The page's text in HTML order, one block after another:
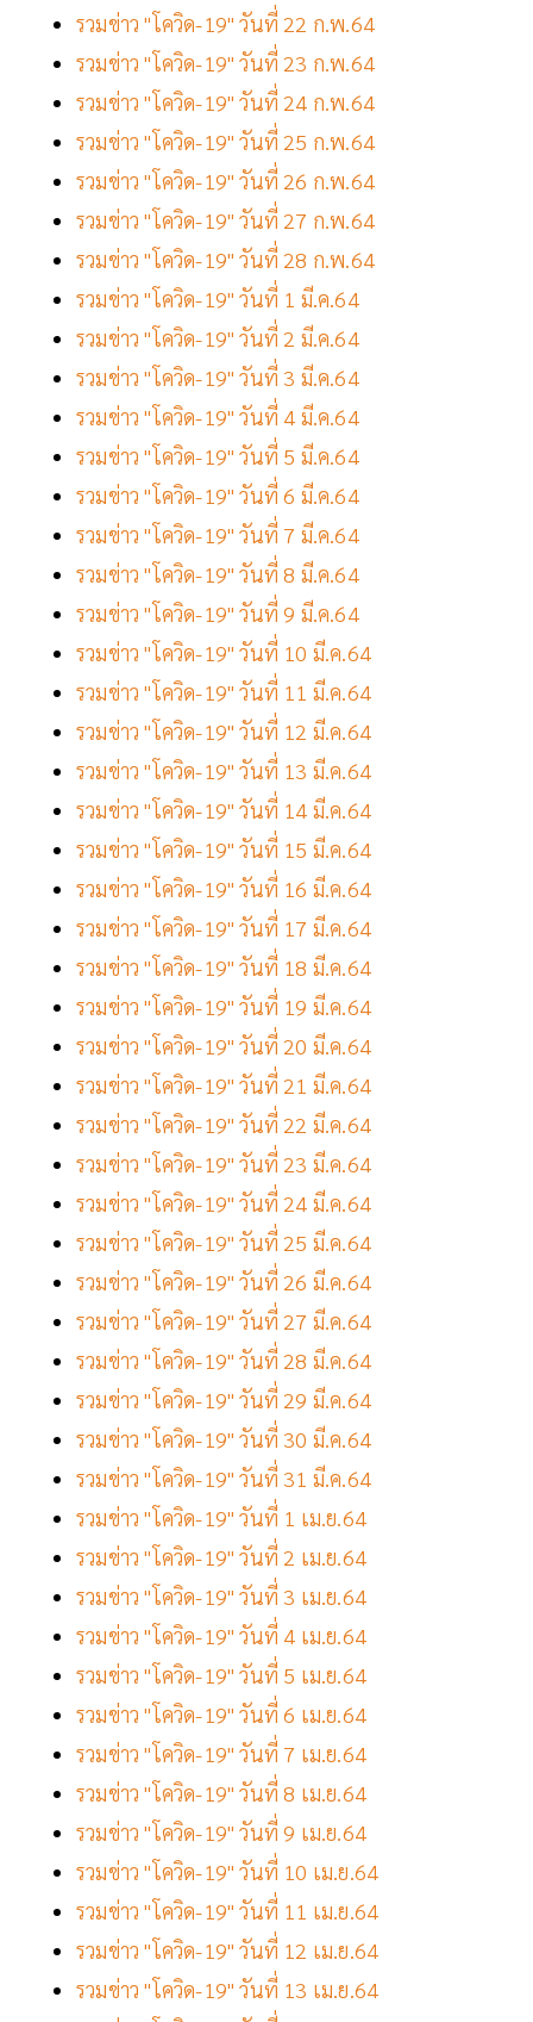
รวมข่าว "โควิด-19" วันที่ 22 ก.พ.64
รวมข่าว "โควิด-19" วันที่ 23 ก.พ.64
รวมข่าว "โควิด-19" วันที่ 24 ก.พ.64
รวมข่าว "โควิด-19" วันที่ 25 ก.พ.64
รวมข่าว "โควิด-19" วันที่ 26 ก.พ.64
รวมข่าว "โควิด-19" วันที่ 27 ก.พ.64
รวมข่าว "โควิด-19" วันที่ 28 ก.พ.64
รวมข่าว "โควิด-19" วันที่ 1 มี.ค.64
รวมข่าว "โควิด-19" วันที่ 2 มี.ค.64
รวมข่าว "โควิด-19" วันที่ 3 มี.ค.64
รวมข่าว "โควิด-19" วันที่ 4 มี.ค.64
รวมข่าว "โควิด-19" วันที่ 5 มี.ค.64
รวมข่าว "โควิด-19" วันที่ 6 มี.ค.64
รวมข่าว "โควิด-19" วันที่ 7 มี.ค.64
รวมข่าว "โควิด-19" วันที่ 8 มี.ค.64
รวมข่าว "โควิด-19" วันที่ 9 มี.ค.64
รวมข่าว "โควิด-19" วันที่ 10 มี.ค.64
รวมข่าว "โควิด-19" วันที่ 11 มี.ค.64
รวมข่าว "โควิด-19" วันที่ 12 มี.ค.64
รวมข่าว "โควิด-19" วันที่ 13 มี.ค.64
รวมข่าว "โควิด-19" วันที่ 14 มี.ค.64
รวมข่าว "โควิด-19" วันที่ 15 มี.ค.64
รวมข่าว "โควิด-19" วันที่ 16 มี.ค.64
รวมข่าว "โควิด-19" วันที่ 17 มี.ค.64
รวมข่าว "โควิด-19" วันที่ 18 มี.ค.64
รวมข่าว "โควิด-19" วันที่ 19 มี.ค.64
รวมข่าว "โควิด-19" วันที่ 20 มี.ค.64
รวมข่าว "โควิด-19" วันที่ 21 มี.ค.64
รวมข่าว "โควิด-19" วันที่ 22 มี.ค.64
รวมข่าว "โควิด-19" วันที่ 23 มี.ค.64
รวมข่าว "โควิด-19" วันที่ 24 มี.ค.64
รวมข่าว "โควิด-19" วันที่ 25 มี.ค.64
รวมข่าว "โควิด-19" วันที่ 26 มี.ค.64
รวมข่าว "โควิด-19" วันที่ 27 มี.ค.64
รวมข่าว "โควิด-19" วันที่ 28 มี.ค.64
รวมข่าว "โควิด-19" วันที่ 29 มี.ค.64
รวมข่าว "โควิด-19" วันที่ 30 มี.ค.64
รวมข่าว "โควิด-19" วันที่ 31 มี.ค.64
รวมข่าว "โควิด-19" วันที่ 1 เม.ย.64
รวมข่าว "โควิด-19" วันที่ 2 เม.ย.64
รวมข่าว "โควิด-19" วันที่ 3 เม.ย.64
รวมข่าว "โควิด-19" วันที่ 4 เม.ย.64
รวมข่าว "โควิด-19" วันที่ 5 เม.ย.64
รวมข่าว "โควิด-19" วันที่ 6 เม.ย.64
รวมข่าว "โควิด-19" วันที่ 7 เม.ย.64
รวมข่าว "โควิด-19" วันที่ 8 เม.ย.64
รวมข่าว "โควิด-19" วันที่ 9 เม.ย.64
รวมข่าว "โควิด-19" วันที่ 10 เม.ย.64
รวมข่าว "โควิด-19" วันที่ 11 เม.ย.64
รวมข่าว "โควิด-19" วันที่ 12 เม.ย.64
รวมข่าว "โควิด-19" วันที่ 13 เม.ย.64